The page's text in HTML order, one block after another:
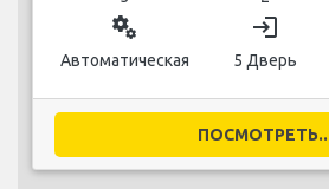
miscellaneous_services
Автоматическая
login
5 Дверь